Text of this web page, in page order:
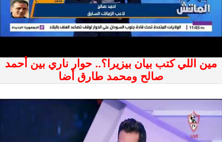
مين اللي كتب بيان بيزيرا؟.. حوار ناري بين أحمد
صالح ومحمد طارق أضا